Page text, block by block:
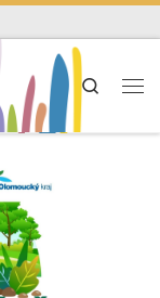
Search